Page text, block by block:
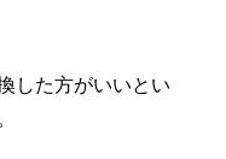
した方がいいとい